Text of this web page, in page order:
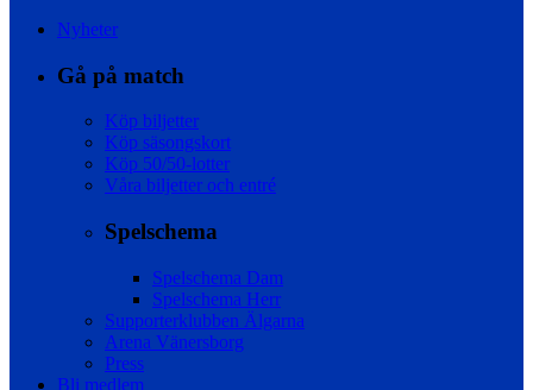
Nyheter
Gå på match
Köp biljetter
Köp säsongskort
Köp 50/50-lotter
Våra biljetter och entré
Spelschema
Spelschema Dam
Spelschema Herr
Supporterklubben Älgarna
Arena Vänersborg
Press
Bli medlem